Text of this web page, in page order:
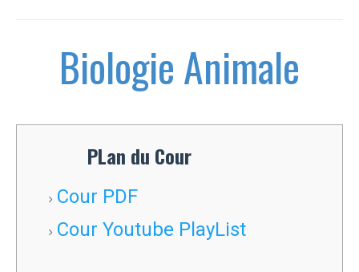
Biologie Animale
PLan du Cour
Cour PDF
Cour Youtube PlayList